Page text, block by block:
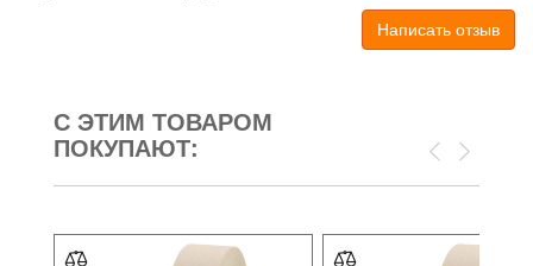
Написать отзыв
С ЭТИМ ТОВАРОМ
ПОКУПАЮТ: